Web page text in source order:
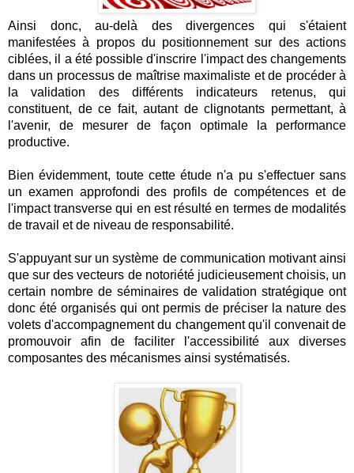
Ainsi donc, au-delà des divergences qui s'étaient
manifestées à propos du positionnement sur des actions
ciblées, il a été possible d'inscrire l'impact des changements
dans un processus de maîtrise maximaliste et de procéder à
la validation des différents indicateurs retenus, qui
constituent, de ce fait, autant de clignotants permettant, à
l'avenir, de mesurer de façon optimale la performance
productive.
Bien évidemment, toute cette étude n'a pu s'effectuer sans
un examen approfondi des profils de compétences et de
l'impact transverse qui en est résulté en termes de modalités
de travail et de niveau de responsabilité.
S'appuyant sur un système de communication motivant ainsi
que sur des vecteurs de notoriété judicieusement choisis, un
certain nombre de séminaires de validation stratégique ont
donc été organisés qui ont permis de préciser la nature des
volets d'accompagnement du changement qu'il convenait de
promouvoir afin de faciliter l'accessibilité aux diverses
composantes des mécanismes ainsi systématisés.